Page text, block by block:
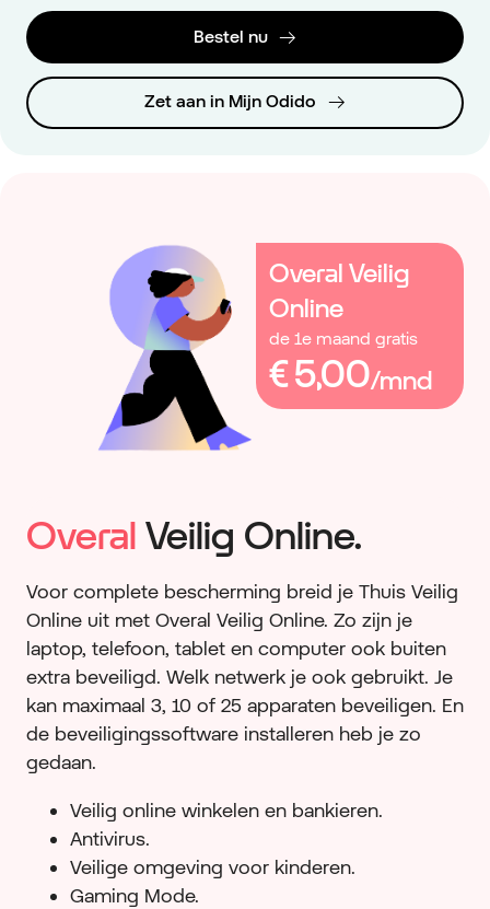
Bestel nu
Zet aan in Mijn Odido
Overal Veilig
Online
de 1e maand gratis
Overal Veilig Online.
Voor complete bescherming breid je Thuis Veilig
Online uit met Overal Veilig Online. Zo zijn je
laptop, telefoon, tablet en computer ook buiten
extra beveiligd. Welk netwerk je ook gebruikt. Je
kan maximaal 3, 10 of 25 apparaten beveiligen. En
de beveiligingssoftware installeren heb je zo
gedaan.
Veilig online winkelen en bankieren.
Antivirus.
Veilige omgeving voor kinderen.
Gaming Mode.